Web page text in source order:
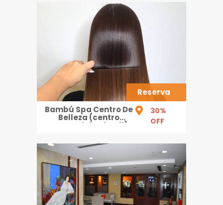
Reserva
Bambú Spa Centro De
Belleza (centro
Comercial Unimall)
30%
OFF